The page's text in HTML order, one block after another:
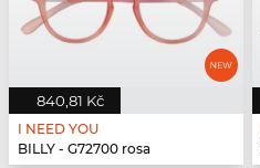
840,81 Kč
I NEED YOU
BILLY - G72700 rosa